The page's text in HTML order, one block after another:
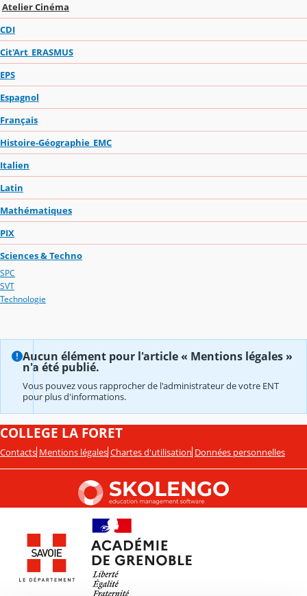
Atelier Cinéma
CDI
Cit'Art_ERASMUS
EPS
Espagnol
Français
Histoire-Géographie_EMC
Italien
Latin
Mathématiques
PIX
Sciences & Techno
SPC
SVT
Technologie
Aucun élément pour l'article « Mentions légales »
n'a été publié.
Vous pouvez vous rapprocher de l'administrateur de votre ENT
pour plus d'informations.
COLLEGE LA FORET
Contacts Mentions légales Chartes d'utilisation Données personnelles